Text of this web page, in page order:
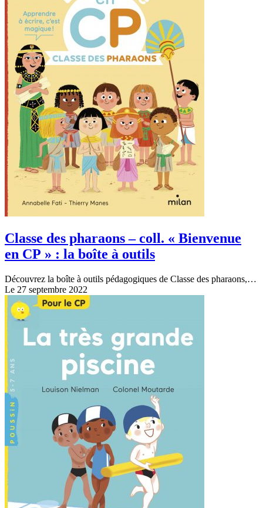
Classe des pharaons – coll. « Bienvenue
en CP » : la boîte à outils
Découvrez la boîte à outils pédagogiques de Classe des pharaons,…
Le 27 septembre 2022